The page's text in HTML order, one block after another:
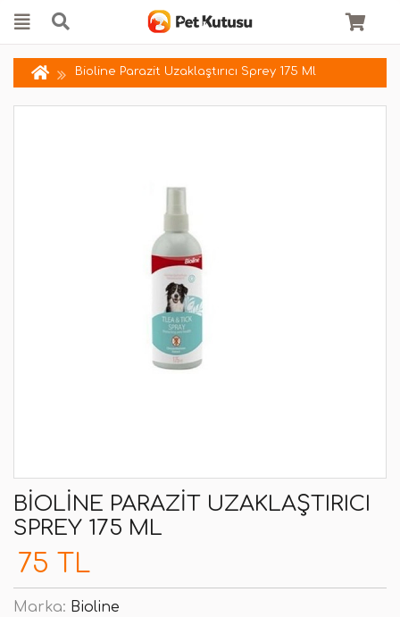
Bioline Parazit Uzaklaştırıcı Sprey 175 Ml
BIOLINE PARAZIT UZAKLAŞTIRICI
SPREY 175 ML
75 TL
Marka: Bioline